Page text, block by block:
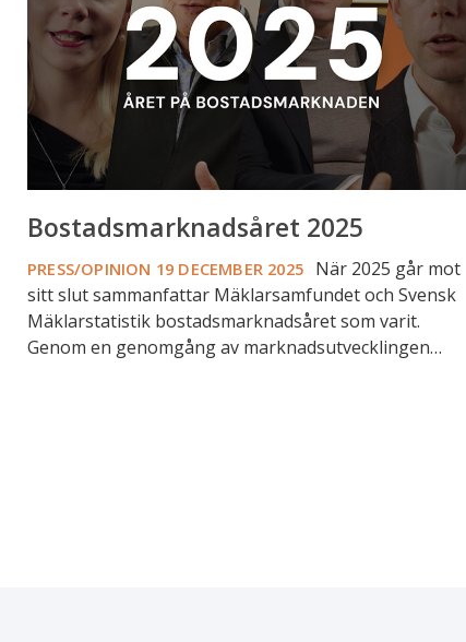
Bostadsmarknadsåret 2025
PRESS/OPINION 19 DECEMBER 2025 När 2025 går mot
sitt slut sammanfattar Mäklarsamfundet och Svensk
Mäklarstatistik bostadsmarknadsåret som varit.
Genom en genomgång av marknadsutvecklingen…